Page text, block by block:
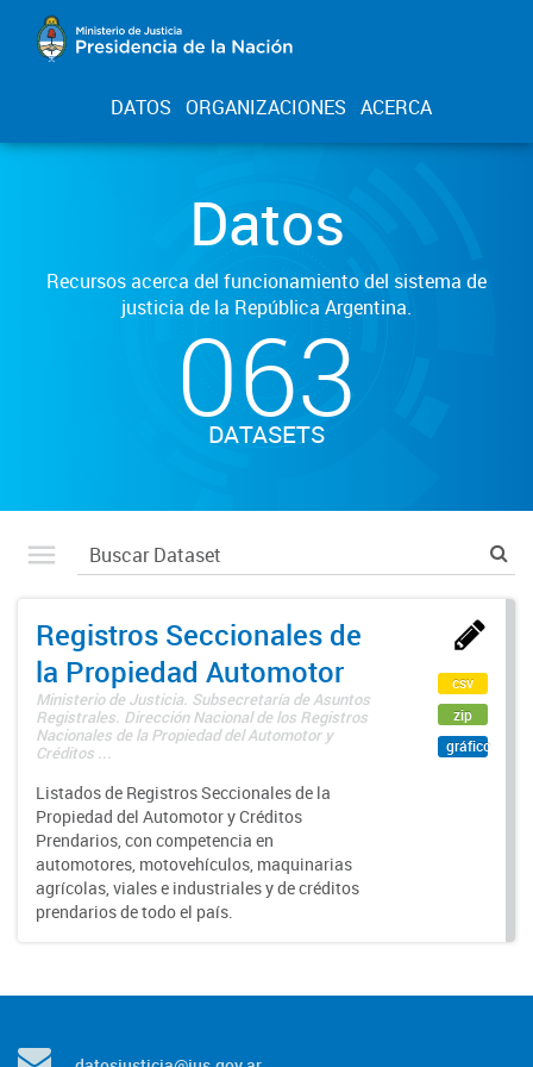
DATOS ORGANIZACIONES ACERCA
Datos
Recursos acerca del funcionamiento del sistema de
justicia de la República Argentina.
063
DATASETS
Registros Seccionales de
la Propiedad Automotor
Ministerio de Justicia. Subsecretaría de Asuntos
Registrales. Dirección Nacional de los Registros
Nacionales de la Propiedad del Automotor y
Créditos ...
Listados de Registros Seccionales de la
Propiedad del Automotor y Créditos
Prendarios, con competencia en
automotores, motovehículos, maquinarias
agrícolas, viales e industriales y de créditos
prendarios de todo el país.
csv
zip
gráfico